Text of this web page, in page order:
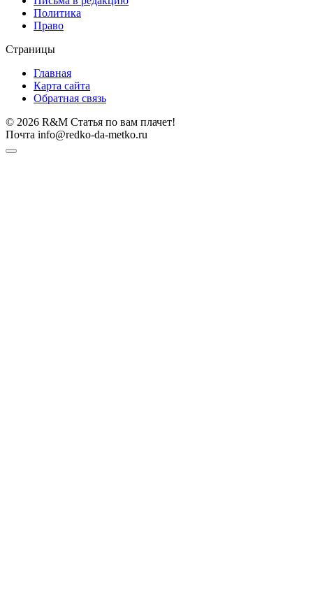
Политика
Право
Страницы
Главная
Карта сайта
Обратная связь
© 2026 R&M Статья по вам плачет!
Почта info@redko-da-metko.ru